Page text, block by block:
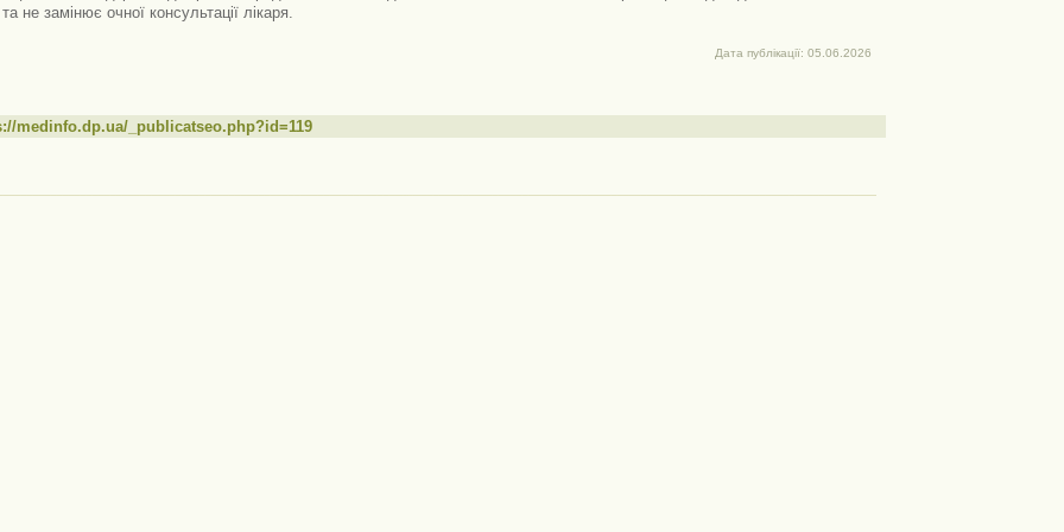
не замінює очної консультації лікаря.
Дата публікації: 05.06.2026
medinfo.dp.ua/_publicatseo.php?id=119